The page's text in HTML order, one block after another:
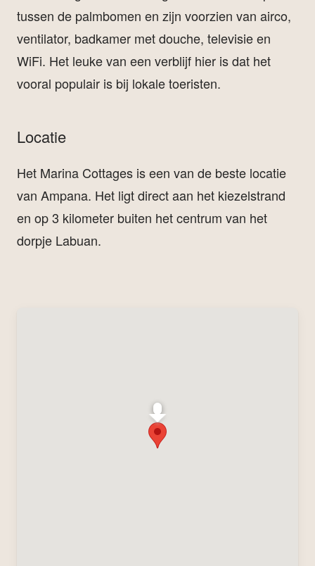
tussen de palmbomen en zijn voorzien van airco,
ventilator, badkamer met douche, televisie en
WiFi. Het leuke van een verblijf hier is dat het
vooral populair is bij lokale toeristen.
Locatie
Het Marina Cottages is een van de beste locatie
van Ampana. Het ligt direct aan het kiezelstrand
en op 3 kilometer buiten het centrum van het
dorpje Labuan.